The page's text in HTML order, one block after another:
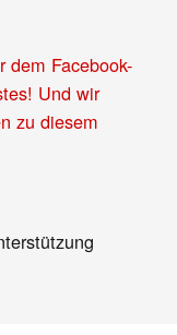
dem Facebook-
Und wir
zu diesem